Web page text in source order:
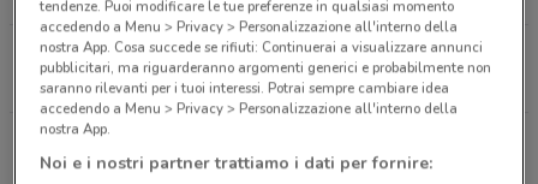
Via Biasini 52 Soresina
17.1 km
Via Commercio 3 Antegnate
18.4 km
CHIUSO
tendenze. Puoi modificare le tue preferenze in qualsiasi momento
accedendo a Menu > Privacy > Personalizzazione all'interno della
nostra App. Cosa succede se rifiuti: Continuerai a visualizzare annunci
pubblicitari, ma riguarderanno argomenti generici e probabilmente non
saranno rilevanti per i tuoi interessi. Potrai sempre cambiare idea
accedendo a Menu > Privacy > Personalizzazione all'interno della
nostra App.
Noi e i nostri partner trattiamo i dati per fornire: